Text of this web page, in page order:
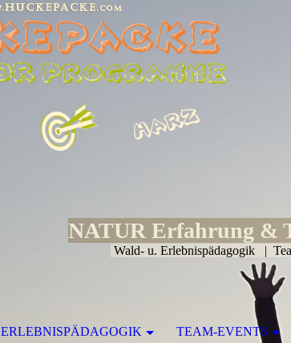
NATUR Erfahrung &
Wald- u. Erlebnispädagogik |
ERLEBNISPÄDAGOGIK TEAM-EVENTS